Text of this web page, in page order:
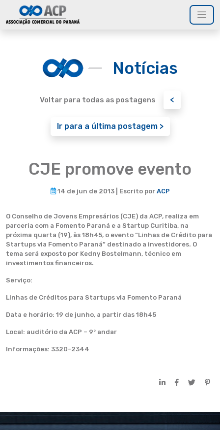
Notícias
Voltar para todas as postagens <
Ir para a última postagem >
CJE promove evento
14 de jun de 2013 | Escrito por ACP
O Conselho de Jovens Empresários (CJE) da ACP, realiza em
parceria com a Fomento Paraná e a Startup Curitiba, na
próxima quarta (19), às 18h45, o evento “Linhas de Crédito para
Startups via Fomento Paraná” destinado a investidores. O
tema será exposto por Kedny Bostelmann, técnico em
investimentos financeiros.
Serviço:
Linhas de Créditos para Startups via Fomento Paraná
Data e horário: 19 de junho, a partir das 18h45
Local: auditório da ACP – 9º andar
Informações: 3320-2344